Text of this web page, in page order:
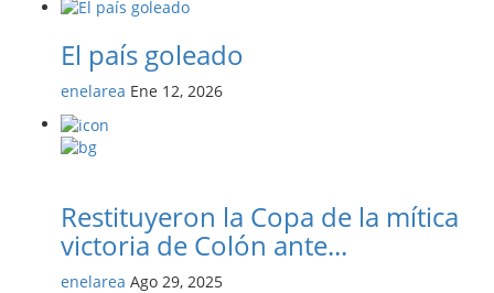
El país goleado
enelarea Ene 12, 2026
Restituyeron la Copa de la mítica
victoria de Colón ante...
enelarea Ago 29, 2025